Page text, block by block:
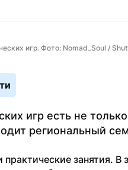
игр. Фото: Nomad_Soul /
игр есть не
региональный
занятия. В